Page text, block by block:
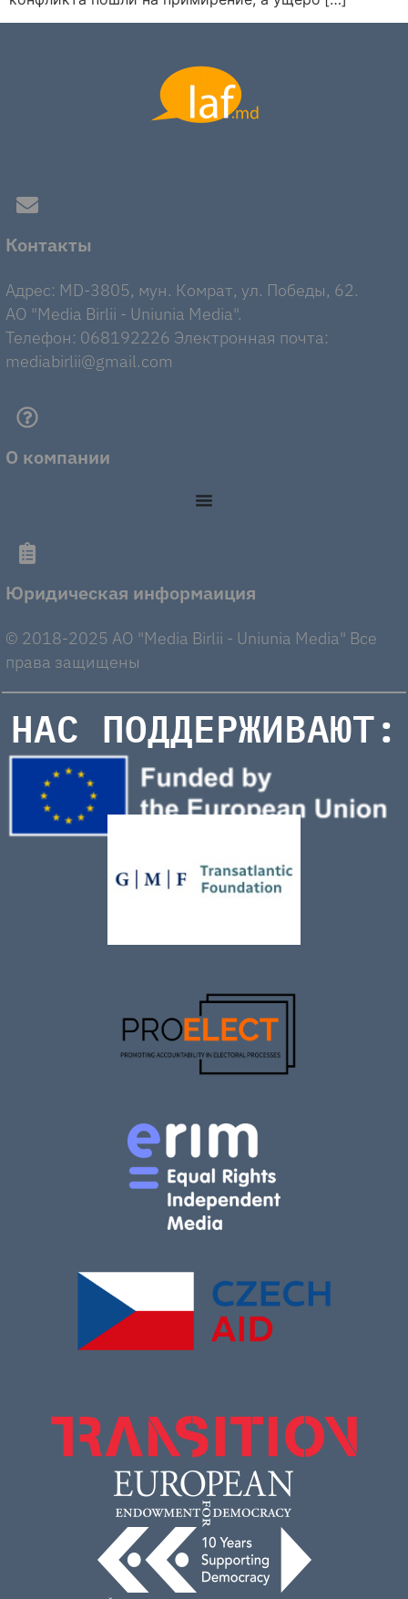
Контакты
Адрес: MD-3805, мун. Комрат, ул. Победы, 62.
AO "Media Birlii - Uniunia Media".
Телефон: 068192226 Электронная почта:
mediabirlii@gmail.com
О компании
Юридическая информаиция
© 2018-2025 AO "Media Birlii - Uniunia Media" Все
права защищены
НАС ПОДДЕРЖИВАЮТ: